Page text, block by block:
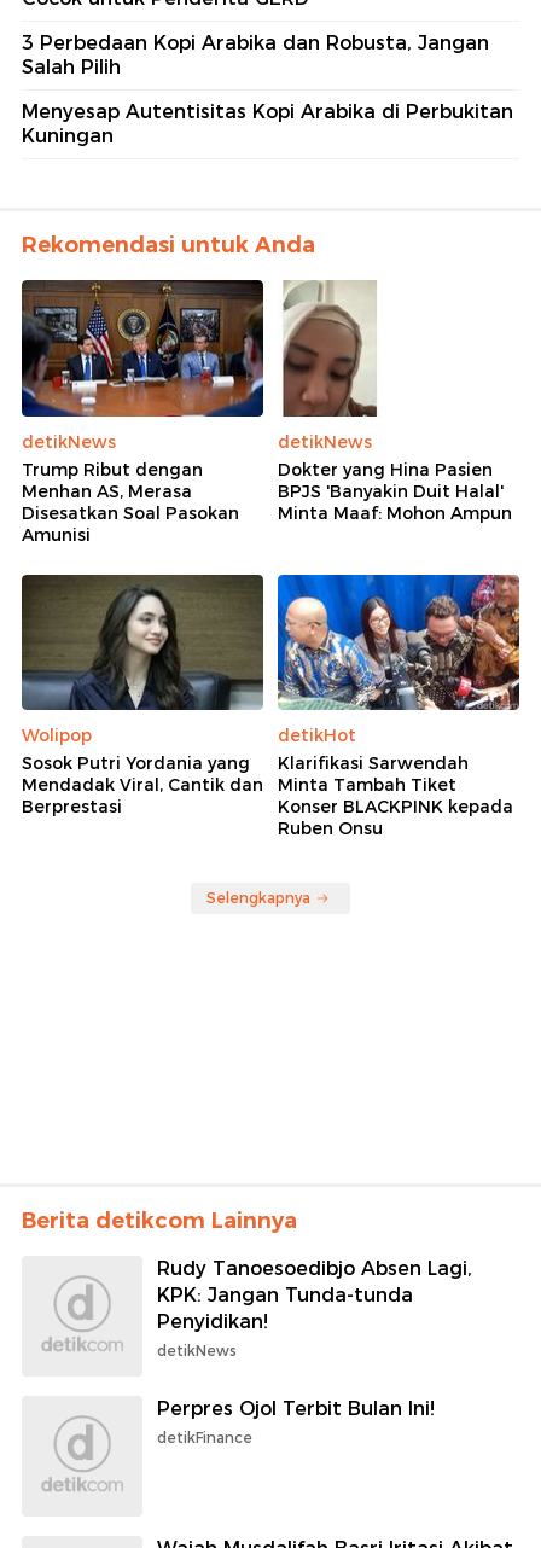
3 Perbedaan Kopi Arabika dan Robusta, Jangan
Salah Pilih
Menyesap Autentisitas Kopi Arabika di Perbukitan
Kuningan
Rekomendasi untuk Anda
detikNews
Trump Ribut dengan
Menhan AS, Merasa
Disesatkan Soal Pasokan
Amunisi
detikNews
Dokter yang Hina Pasien
BPJS 'Banyakin Duit Halal'
Minta Maaf: Mohon Ampun
Wolipop
Sosok Putri Yordania yang
Mendadak Viral, Cantik dan
Berprestasi
detikHot
Klarifikasi Sarwendah
Minta Tambah Tiket
Konser BLACKPINK kepada
Ruben Onsu
Selengkapnya
Berita detikcom Lainnya
Rudy Tanoesoedibjo Absen Lagi,
KPK: Jangan Tunda-tunda
Penyidikan!
detikNews
Perpres Ojol Terbit Bulan Ini!
detikFinance